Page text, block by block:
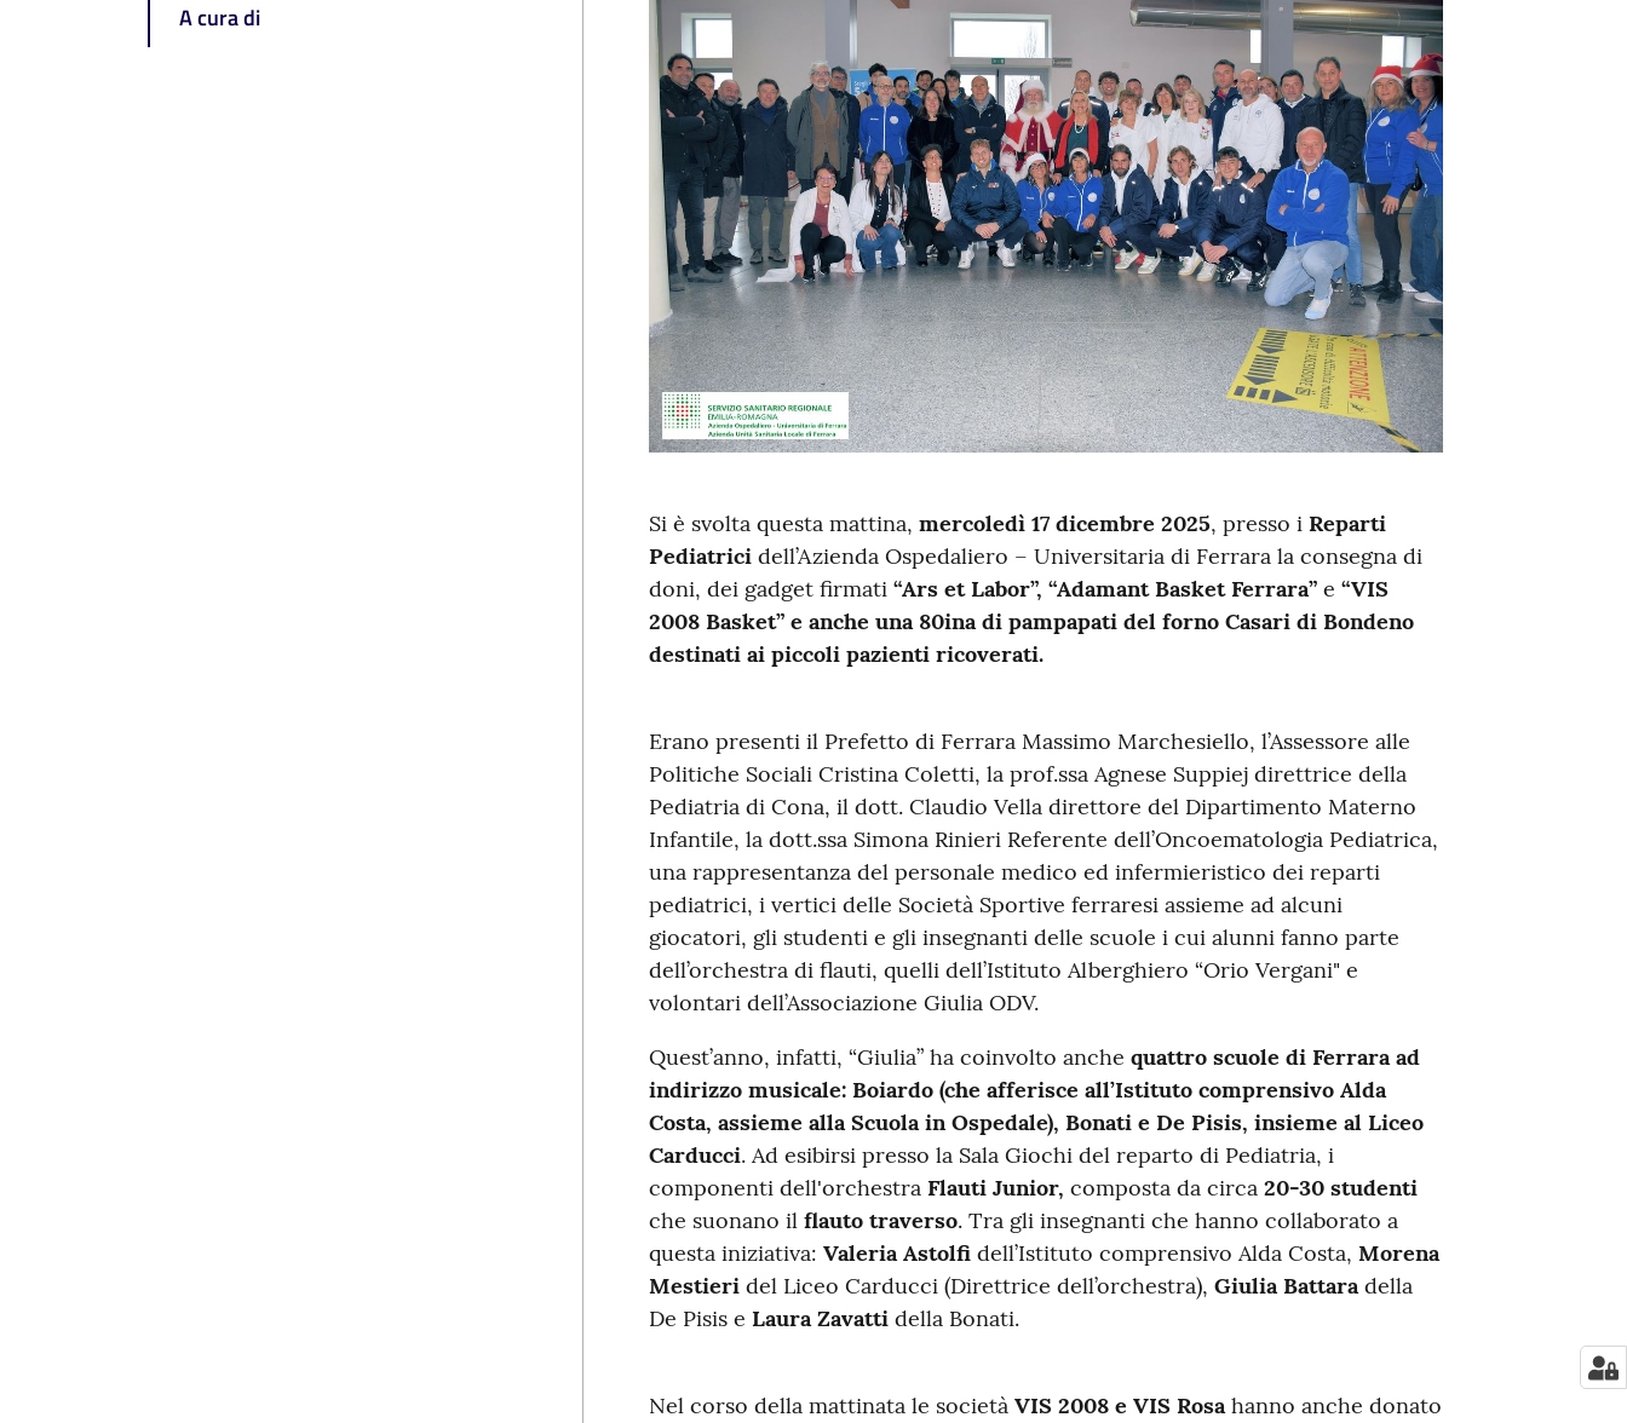
A cura di
Si è svolta questa mattina, mercoledì 17 dicembre 2025, presso i Reparti
Pediatricidell’Azienda Ospedaliero – Universitaria di Ferrara la consegna di
doni, dei gadget firmati “Ars et Labor”, “Adamant Basket Ferrara”e “VIS
2008 Basket” e anche una 80ina di pampapati del forno Casari di Bondeno
destinati ai piccoli pazienti ricoverati.
Erano presenti il Prefetto di Ferrara Massimo Marchesiello, l’Assessore alle
Politiche Sociali Cristina Coletti, la prof.ssa Agnese Suppiej direttrice della
Pediatria di Cona, il dott. Claudio Vella direttore del Dipartimento Materno
Infantile, la dott.ssa Simona Rinieri Referente dell’Oncoematologia Pediatrica,
una rappresentanza del personale medico ed infermieristico dei reparti
pediatrici, i vertici delle Società Sportive ferraresi assieme ad alcuni
giocatori, gli studenti e gli insegnanti delle scuole i cui alunni fanno parte
dell’orchestra di flauti, quelli dell’Istituto Alberghiero “Orio Vergani" e
volontari dell’Associazione Giulia ODV.
Quest’anno, infatti, “Giulia” ha coinvolto anche quattro scuole di Ferrara ad
indirizzo musicale: Boiardo (che afferisce all’Istituto comprensivo Alda
Costa, assieme alla Scuola in Ospedale), Bonati e De Pisis, insieme al Liceo
Carducci. Ad esibirsi presso la Sala Giochi del reparto di Pediatria, i
componenti dell'orchestra Flauti Junior, composta da circa 20-30 studenti
che suonano il flauto traverso. Tra gli insegnanti che hanno collaborato a
questa iniziativa: Valeria Astolfidell’Istituto comprensivo Alda Costa, Morena
Mestieridel Liceo Carducci (Direttrice dell’orchestra), Giulia Battaradella
De Pisis e Laura Zavattidella Bonati.
Nel corso della mattinata le società VIS 2008 e VIS Rosahanno anche donato